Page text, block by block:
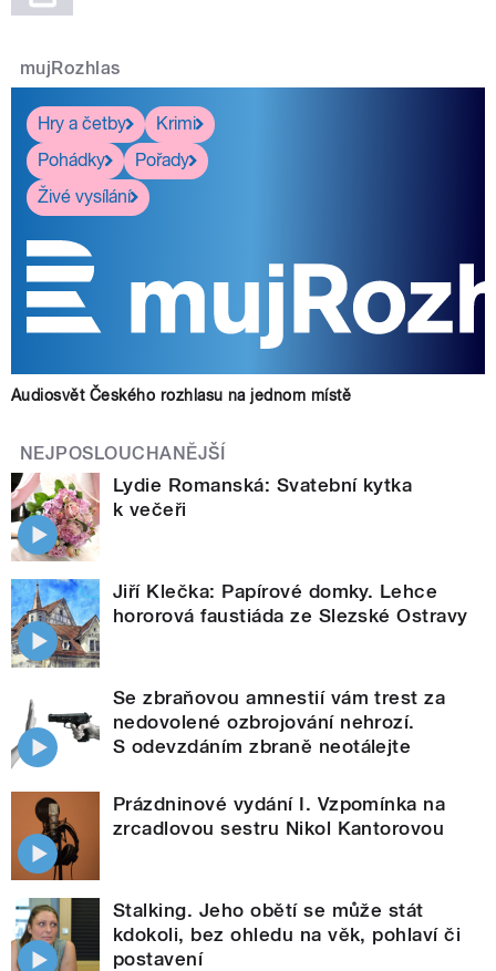
mujRozhlas
Hry a četby
Krimi
Pohádky
Pořady
Živé vysílání
Audiosvět Českého rozhlasu na jednom místě
NEJPOSLOUCHANĚJŠÍ
Lydie Romanská: Svatební kytka
k večeři
Jiří Klečka: Papírové domky. Lehce
hororová faustiáda ze Slezské Ostravy
Se zbraňovou amnestií vám trest za
nedovolené ozbrojování nehrozí.
S odevzdáním zbraně neotálejte
Prázdninové vydání I. Vzpomínka na
zrcadlovou sestru Nikol Kantorovou
Stalking. Jeho obětí se může stát
kdokoli, bez ohledu na věk, pohlaví či
postavení